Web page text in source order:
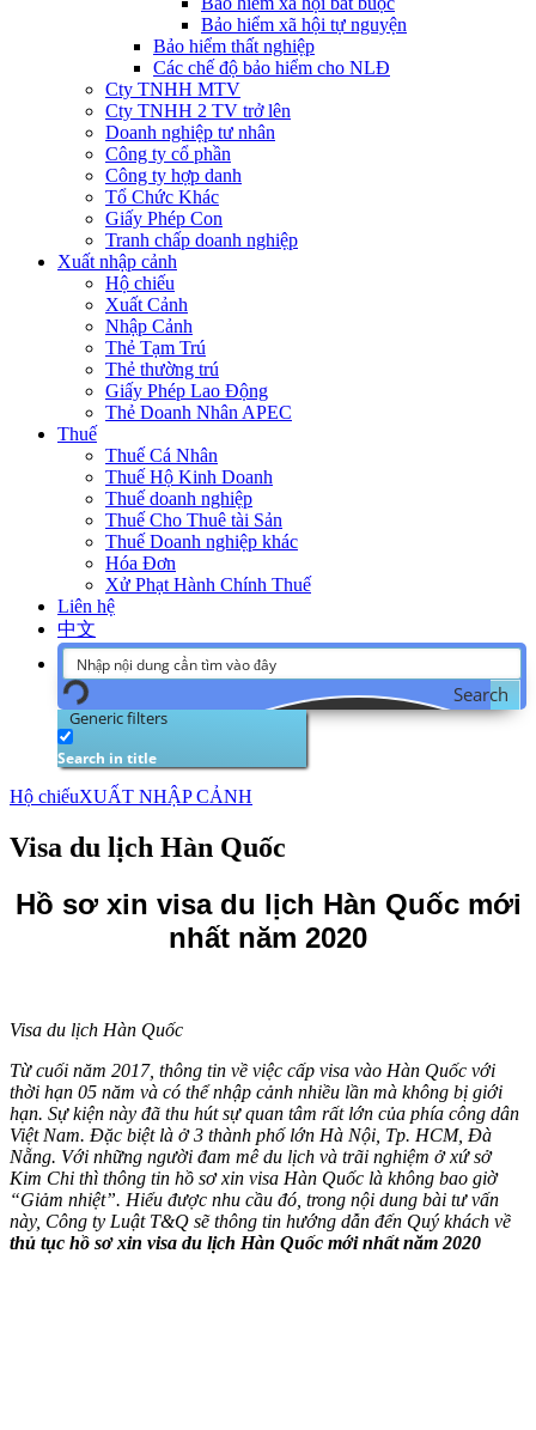
Bảo hiểm xã hội tự nguyện
Bảo hiểm thất nghiệp
Các chế độ bảo hiểm cho NLĐ
Cty TNHH MTV
Cty TNHH 2 TV trở lên
Doanh nghiệp tư nhân
Công ty cổ phần
Công ty hợp danh
Tổ Chức Khác
Giấy Phép Con
Tranh chấp doanh nghiệp
Xuất nhập cảnh
Hộ chiếu
Xuất Cảnh
Nhập Cảnh
Thẻ Tạm Trú
Thẻ thường trú
Giấy Phép Lao Động
Thẻ Doanh Nhân APEC
Thuế
Thuế Cá Nhân
Thuế Hộ Kinh Doanh
Thuế doanh nghiệp
Thuế Cho Thuê tài Sản
Thuế Doanh nghiệp khác
Hóa Đơn
Xử Phạt Hành Chính Thuế
Liên hệ
中文
Search
Generic filters
Search in title
Hộ chiếuXUẤT NHẬP CẢNH
Visa du lịch Hàn Quốc
Hồ sơ xin visa du lịch Hàn Quốc mới
nhất năm 2020
Visa du lịch Hàn Quốc
Từ cuối năm 2017, thông tin về việc cấp visa vào Hàn Quốc với
thời hạn 05 năm và có thể nhập cảnh nhiều lần mà không bị giới
hạn. Sự kiện này đã thu hút sự quan tâm rất lớn của phía công dân
Việt Nam. Đặc biệt là ở 3 thành phố lớn Hà Nội, Tp. HCM, Đà
Nẵng. Với những người đam mê du lịch và trãi nghiệm ở xứ sở
Kim Chi thì thông tin hồ sơ xin visa Hàn Quốc là không bao giờ
“Giảm nhiệt”. Hiểu được nhu cầu đó, trong nội dung bài tư vấn
này, Công ty Luật T&Q sẽ thông tin hướng dẫn đến Quý khách về
thủ tục hồ sơ xin visa du lịch Hàn Quốc mới nhất năm 2020